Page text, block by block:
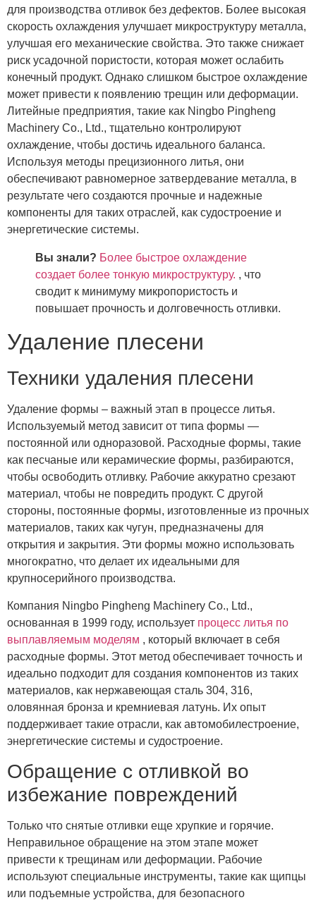
для производства отливок без дефектов. Более высокая
скорость охлаждения улучшает микроструктуру металла,
улучшая его механические свойства. Это также снижает
риск усадочной пористости, которая может ослабить
конечный продукт. Однако слишком быстрое охлаждение
может привести к появлению трещин или деформации.
Литейные предприятия, такие как Ningbo Pingheng
Machinery Co., Ltd., тщательно контролируют
охлаждение, чтобы достичь идеального баланса.
Используя методы прецизионного литья, они
обеспечивают равномерное затвердевание металла, в
результате чего создаются прочные и надежные
компоненты для таких отраслей, как судостроение и
энергетические системы.
Вы знали? Более быстрое охлаждение
создает более тонкую микроструктуру. , что
сводит к минимуму микропористость и
повышает прочность и долговечность отливки.
Удаление плесени
Техники удаления плесени
Удаление формы – важный этап в процессе литья.
Используемый метод зависит от типа формы —
постоянной или одноразовой. Расходные формы, такие
как песчаные или керамические формы, разбираются,
чтобы освободить отливку. Рабочие аккуратно срезают
материал, чтобы не повредить продукт. С другой
стороны, постоянные формы, изготовленные из прочных
материалов, таких как чугун, предназначены для
открытия и закрытия. Эти формы можно использовать
многократно, что делает их идеальными для
крупносерийного производства.
Компания Ningbo Pingheng Machinery Co., Ltd.,
основанная в 1999 году, использует процесс литья по
выплавляемым моделям , который включает в себя
расходные формы. Этот метод обеспечивает точность и
идеально подходит для создания компонентов из таких
материалов, как нержавеющая сталь 304, 316,
оловянная бронза и кремниевая латунь. Их опыт
поддерживает такие отрасли, как автомобилестроение,
энергетические системы и судостроение.
Обращение с отливкой во
избежание повреждений
Только что снятые отливки еще хрупкие и горячие.
Неправильное обращение на этом этапе может
привести к трещинам или деформации. Рабочие
используют специальные инструменты, такие как щипцы
или подъемные устройства, для безопасного